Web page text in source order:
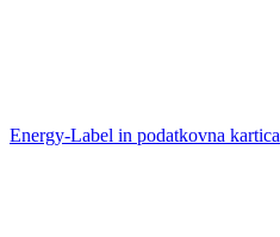
Energy-Label in podatkovna kartica